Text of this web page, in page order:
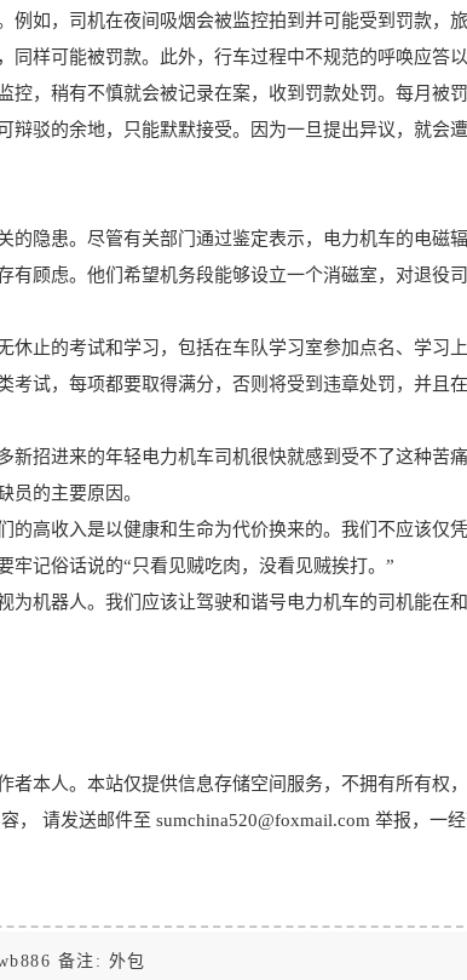
例如，司机在夜间吸烟会被监控拍到并可能受到罚款，
同样可能被罚款。此外，行车过程中不规范的呼唤应答
控，稍有不慎就会被记录在案，收到罚款处罚。每月被
驳的余地，只能默默接受。因为一旦提出异议，就会遭
的隐患。尽管有关部门通过鉴定表示，电力机车的电磁
有顾虑。他们希望机务段能够设立一个消磁室，对退役
休止的考试和学习，包括在车队学习室参加点名、学习
试，每项都要取得满分，否则将受到违章处罚，并且
招进来的年轻电力机车司机很快就感到受不了这种苦痛
员的主要原因。
高收入是以健康和生命为代价换来的。我们不应该仅
记俗话说的“只看见贼吃肉，没看见贼挨打。”
为机器人。我们应该让驾驶和谐号电力机车的司机能在
者本人。本站仅提供信息存储空间服务，不拥有所有权
， 请发送邮件至 sumchina520@foxmail.com 举报，一
备注: 外包